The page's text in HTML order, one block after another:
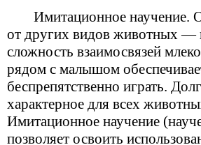
Имитационное научение.
от других видов животных —
сложность взаимосвязей
рядом с малышом
беспрепятственно играть.
характерное для всех
Имитационное научение
позволяет освоить